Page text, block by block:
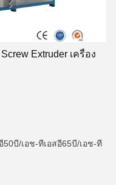
Extruder เครื่อง
บี/เอช-ทีเอสอี65บี/เอช-ที